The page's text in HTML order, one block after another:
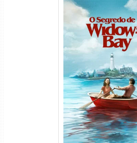
O Segredo de
1ª Temporada
WEB-DL 1080p